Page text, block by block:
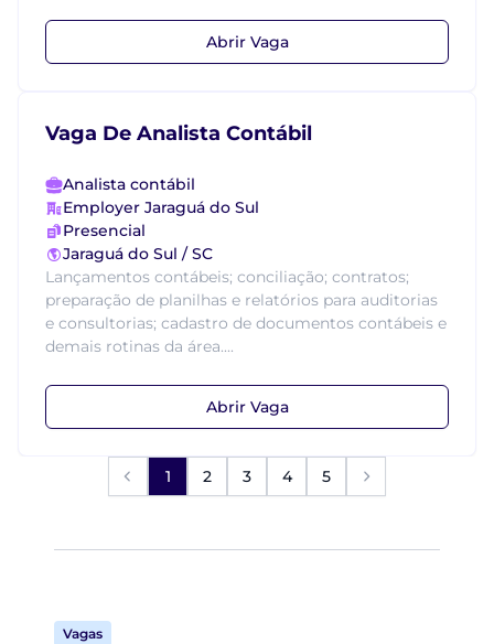
Abrir Vaga
Vaga De Analista Contábil
Analista contábil
Employer Jaraguá do Sul
Presencial
Jaraguá do Sul / SC
Lançamentos contábeis; conciliação; contratos;
preparação de planilhas e relatórios para auditorias
e consultorias; cadastro de documentos contábeis e
demais rotinas da área....
Abrir Vaga
1 2 3 4 5
Vagas